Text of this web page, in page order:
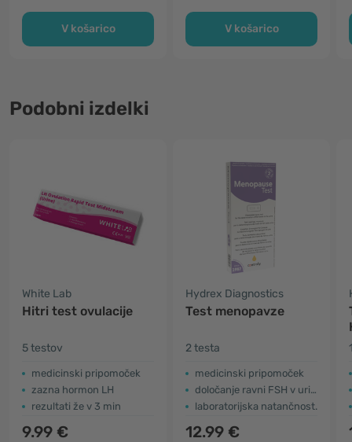
V košarico V košarico
Podobni izdelki
White Lab
Hitri test ovulacije
5 testov
medicinski pripomoček
zazna hormon LH
rezultati že v 3 min
9.99 €
Hydrex Diagnostics
Test menopavze
2 testa
medicinski pripomoček
določanje ravni FSH v urinu
laboratorijska natančnost.
12.99 €